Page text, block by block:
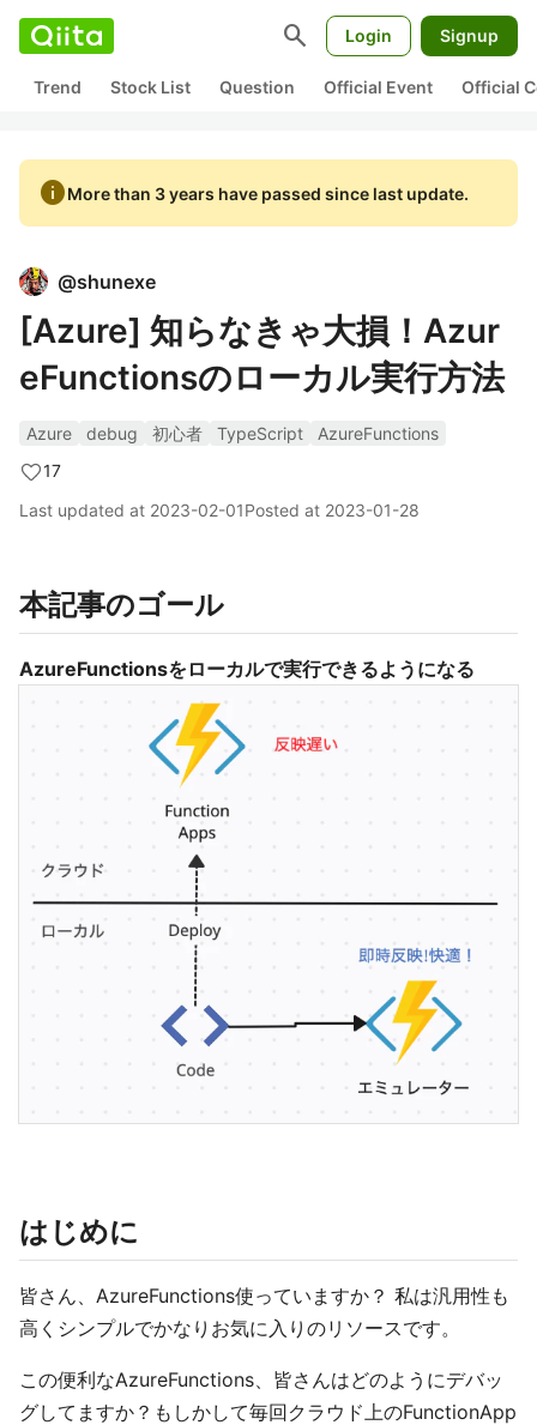
search Login Signup
Trend Stock List Question Official Event Official
infoMore than 3 years have passed since last update.
@shunexe
[Azure] 知らなきゃ大損！Azur
eFunctionsのローカル実行方法
Azure debug 初心者 TypeScript
AzureFunctions
17
Last updated at 2023-02-01Posted at 2023-01-28
本記事のゴール
AzureFunctionsをローカルで実行できるようになる
はじめに
皆さん、AzureFunctions使っていますか？ 私は汎用性も
高くシンプルでかなりお気に入りのリソースです。
この便利なAzureFunctions、皆さんはどのようにデバッ
グしてますか？もしかして毎回クラウド上のFunctionApp